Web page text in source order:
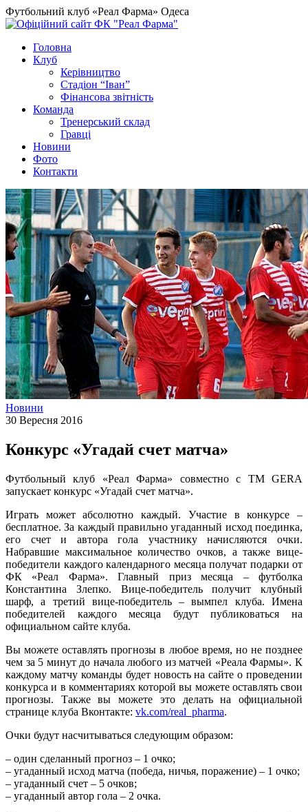
Футбольний клуб «Реал Фарма» Одеса
Головна
Клуб
Керівництво
Стадіон “Іван”
Фінансова звітність
Команда
Тренерський склад
Гравці
Новини
Фото
Контакти
Новини
30 Вересня 2016
Конкурс «Угадай счет матча»
Футбольный клуб «Реал Фарма» совместно с ТМ GERA
запускает конкурс «Угадай счет матча».
Играть может абсолютно каждый. Участие в конкурсе –
бесплатное. За каждый правильно угаданный исход поединка,
его счет и автора гола участнику начисляются очки.
Набравшие максимальное количество очков, а также вице-
победители каждого календарного месяца получат подарки от
ФК «Реал Фарма». Главный приз месяца – футболка
Константина Злепко. Вице-победитель получит клубный
шарф, а третий вице-победитель – вымпел клуба. Имена
победителей каждого месяца будут публиковаться на
официальном сайте клуба.
Вы можете оставлять прогнозы в любое время, но не позднее
чем за 5 минут до начала любого из матчей «Реала Фармы». К
каждому матчу команды будет новость на сайте о проведении
конкурса и в комментариях которой вы можете оставлять свои
прогнозы. Также вы можете это делать на официальной
странице клуба Вконтакте: vk.com/real_pharma.
Очки будут насчитываться следующим образом:
– один сделанный прогноз – 1 очко;
– угаданный исход матча (победа, ничья, поражение) – 1 очко;
– угаданный счет – 5 очков;
– угаданный автор гола – 2 очка.